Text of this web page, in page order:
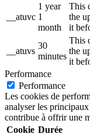
__atuvc
1 year
1
month
This
the
it
__atuvs
30
minutes
This
the
it
Performance
Performance
Les cookies de
analyser les
contribue à offrir une
Cookie Durée